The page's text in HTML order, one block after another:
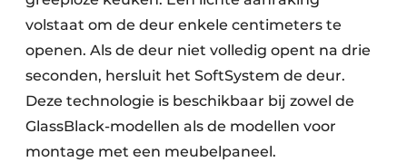
volstaat om de deur enkele centimeters te
openen. Als de deur niet volledig opent na drie
seconden, hersluit het SoftSystem de deur.
Deze technologie is beschikbaar bij zowel de
GlassBlack-modellen als de modellen voor
montage met een meubelpaneel.